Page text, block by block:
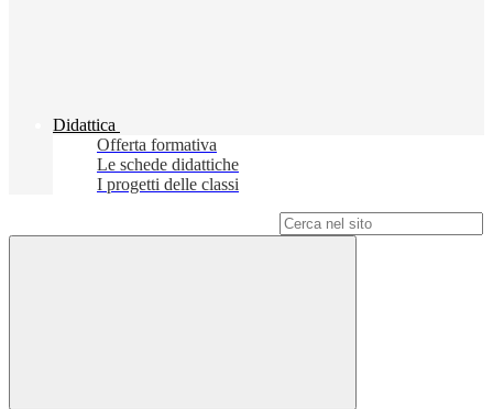
Didattica
Offerta formativa
Le schede didattiche
I progetti delle classi